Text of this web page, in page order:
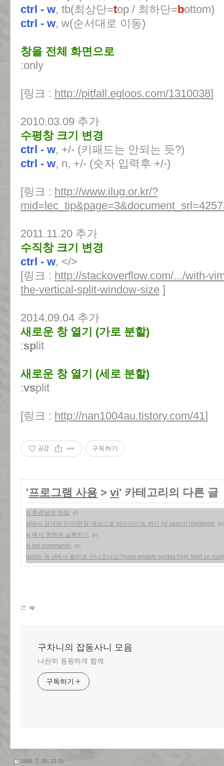
ctrl - w, tb(최상단=top / 최하단=bottom)
ctrl - w, w(순서대로 이동)
창을 전체 화면으로
:only
[링크 : http://pitfall.egloos.com/1310038]
2010.03.09 추가
수평창 크기 변경
ctrl - w, +/- (키패드는 안되는 듯?)
ctrl - w, n, +/- (숫자 입력후 +/-)
[링크 : http://www.ilug.or.kr/?
2011.11.20 추가
수직창 크기 변경
ctrl - w, </>
[링크 : http://stackoverflow.com/.../with-
the-vertical-split-window-size ]
2014.09.04 추가
새로운 창 열기 (가로 분할)
:split
새로운 창 열기 (세로 분할)
:vsplit
[링크 : http://nan1004au.tistory.com/41]
공감 구독하기
'프로그램 사용 > vi' 카테고리의 다른 글
vi 환경설정 파일 (0)
vi에서 검색된 단어/문장 색상으로 하이라이트 하기 (vi search highlight) (0)
vi 에서 명령어 실행하기 (0)
vi set commands (0)
root는 왜 vi에서 컬러로 안나오나요?(how enable syntax high light on root)
구차니의 잡동사니 모음
나란히 동등하게 함께
구독하기
2009. 5. 26. 22:51